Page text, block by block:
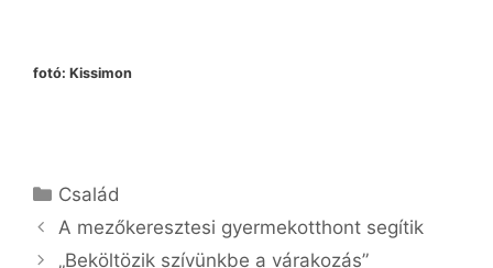
fotó: Kissimon
Kategória
Család
A mezőkeresztesi gyermekotthont segítik
„Beköltözik szívünkbe a várakozás”